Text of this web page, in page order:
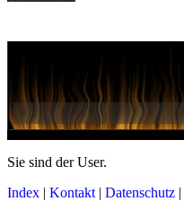
Sie sind derUser.
Index | Kontakt | Datenschutz |